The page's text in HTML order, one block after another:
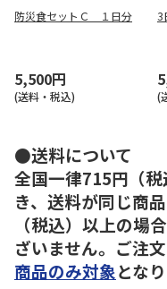
防災食セットＣ １日分
5,500円
(送料・税込)
3
(
●送料について
全国一律715円（
き、送料が同じ商
（税込）以上の場
ざいません。ご注文
商品のみ対象となり